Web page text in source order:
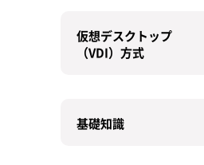
仮想デスクトップ
（VDI）方式
基礎知識